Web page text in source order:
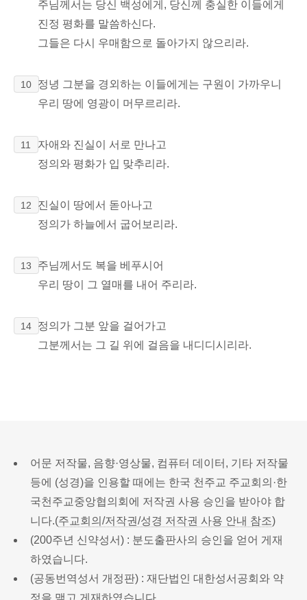
주님께서는 당신 백성에게, 당신께 충실한 이들에게
진정 평화를 말씀하신다.
그들은 다시 우매함으로 돌아가지 않으리라.
10
정녕 그분을 경외하는 이들에게는 구원이 가까우니
우리 땅에 영광이 머무르리라.
11
자애와 진실이 서로 만나고
정의와 평화가 입 맞추리라.
12
진실이 땅에서 돋아나고
정의가 하늘에서 굽어보리라.
13
주님께서도 복을 베푸시어
우리 땅이 그 열매를 내어 주리라.
14
정의가 그분 앞을 걸어가고
그분께서는 그 길 위에 걸음을 내디디시리라.
어문 저작물, 음향·영상물, 컴퓨터 데이터, 기타 저작물
등에 (성경)을 인용할 때에는 한국 천주교 주교회의·한
국천주교중앙협의회에 저작권 사용 승인을 받아야 합
니다.(주교회의/저작권/성경 저작권 사용 안내 참조)
(200주년 신약성서) : 분도출판사의 승인을 얻어 게재
하였습니다.
(공동번역성서 개정판) : 재단법인 대한성서공회와 약
정을 맺고 게재하였습니다.